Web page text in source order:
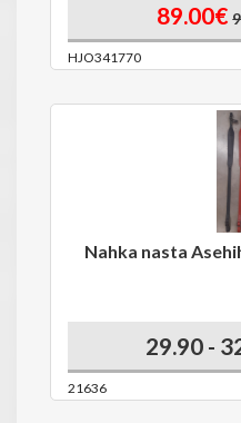
89.00€
HJO341770
Nahka nasta
29.90 -
21636